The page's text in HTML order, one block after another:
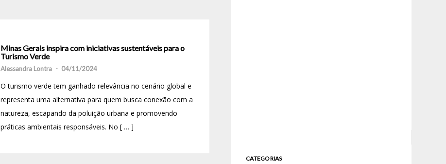
Minas Gerais inspira com iniciativas sustentáveis ​​para o
Turismo Verde
Alessandra Lontra - 04/11/2024
O turismo verde tem ganhado relevância no cenário global e
representa uma alternativa para quem busca conexão com a
natureza, escapando da poluição urbana e promovendo
práticas ambientais responsáveis. No [ … ]
CATEGORIAS